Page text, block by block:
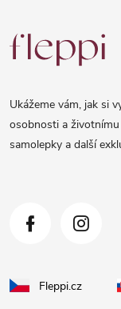
á
Ukážeme vám, jak si
osobnosti a
samolepky a další
Fleppi.cz